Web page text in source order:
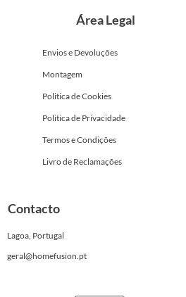
Área Legal
Envios e Devoluções
Montagem
Politica de Cookies
Politica de Privacidade
Termos e Condições
Livro de Reclamações
Contacto
Lagoa, Portugal
geral@homefusion.pt